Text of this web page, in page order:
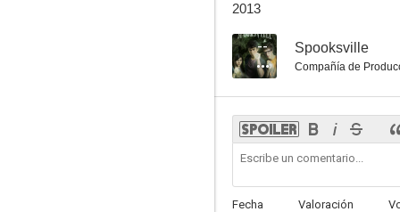
2013
-- Spooksville
Compañía de
Fecha Valoración